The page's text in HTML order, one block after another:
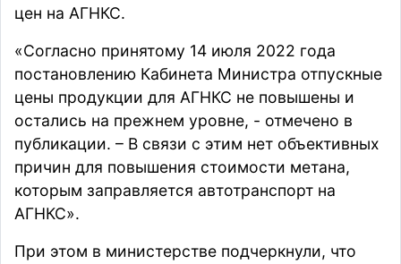
цен на АГНКС.
«Согласно принятому 14 июля 2022 года
постановлению Кабинета Министра отпускные
цены продукции для АГНКС не повышены и
остались на прежнем уровне, - отмечено в
публикации. – В связи с этим нет объективных
причин для повышения стоимости метана,
которым заправляется автотранспорт на
АГНКС».
При этом в министерстве подчеркнули, что